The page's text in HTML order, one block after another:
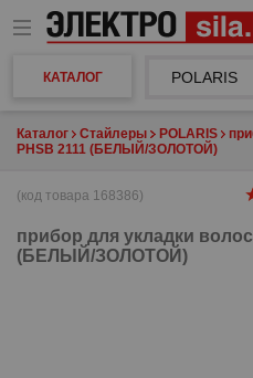
КАТАЛОГ
Каталог Стайлеры POLARIS
PHSB 2111 (БЕЛЫЙ/ЗОЛОТОЙ)
(код товара 168386)
прибор для укладки волос
(БЕЛЫЙ/ЗОЛОТОЙ)